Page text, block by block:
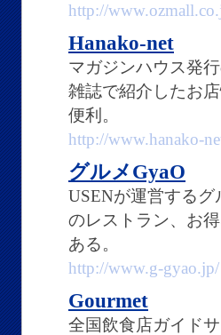
http://
Hanako-net
マガジンハウス発
雑誌で紹介したお
便利。
http://www.hanako-
グルメGyaO
USENが運営する
のレストラン、お
ある。
http://www.g-gyao.jp/
Gourmet
全国飲食店ガイド